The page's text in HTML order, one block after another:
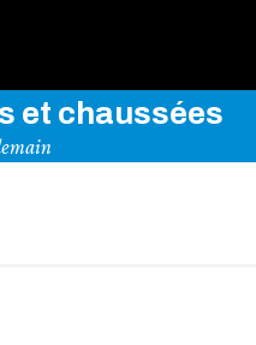
et chaussées